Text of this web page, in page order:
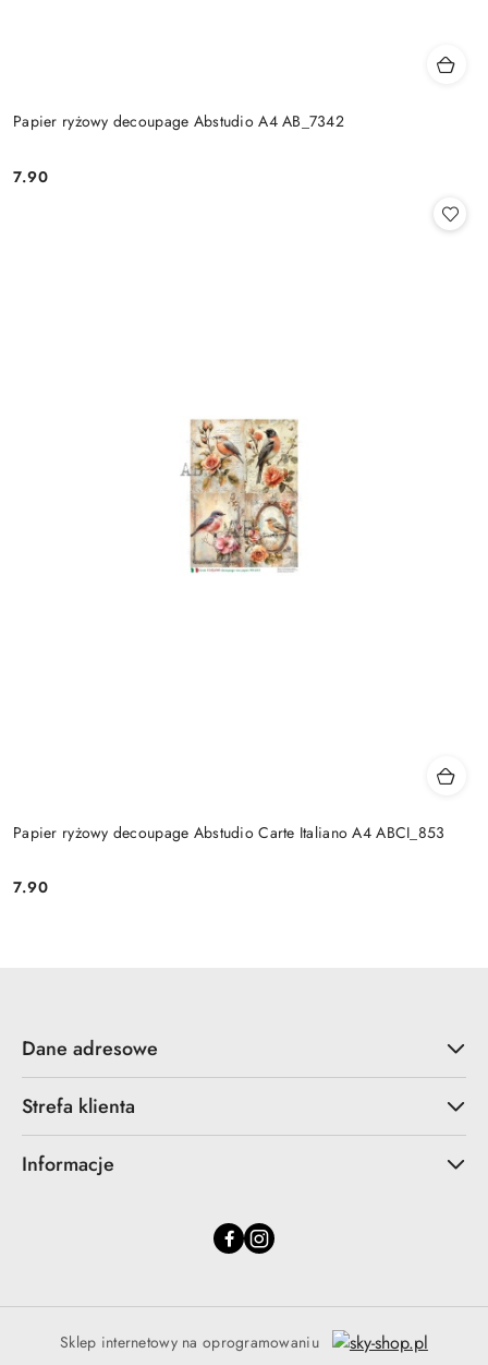
Papier ryżowy decoupage Abstudio A4 AB_7342
Cena:
7.90
Papier ryżowy decoupage Abstudio Carte Italiano A4 ABCI_853
Cena:
7.90
Dane adresowe
Strefa klienta
Informacje
Sklep internetowy na oprogramowaniu